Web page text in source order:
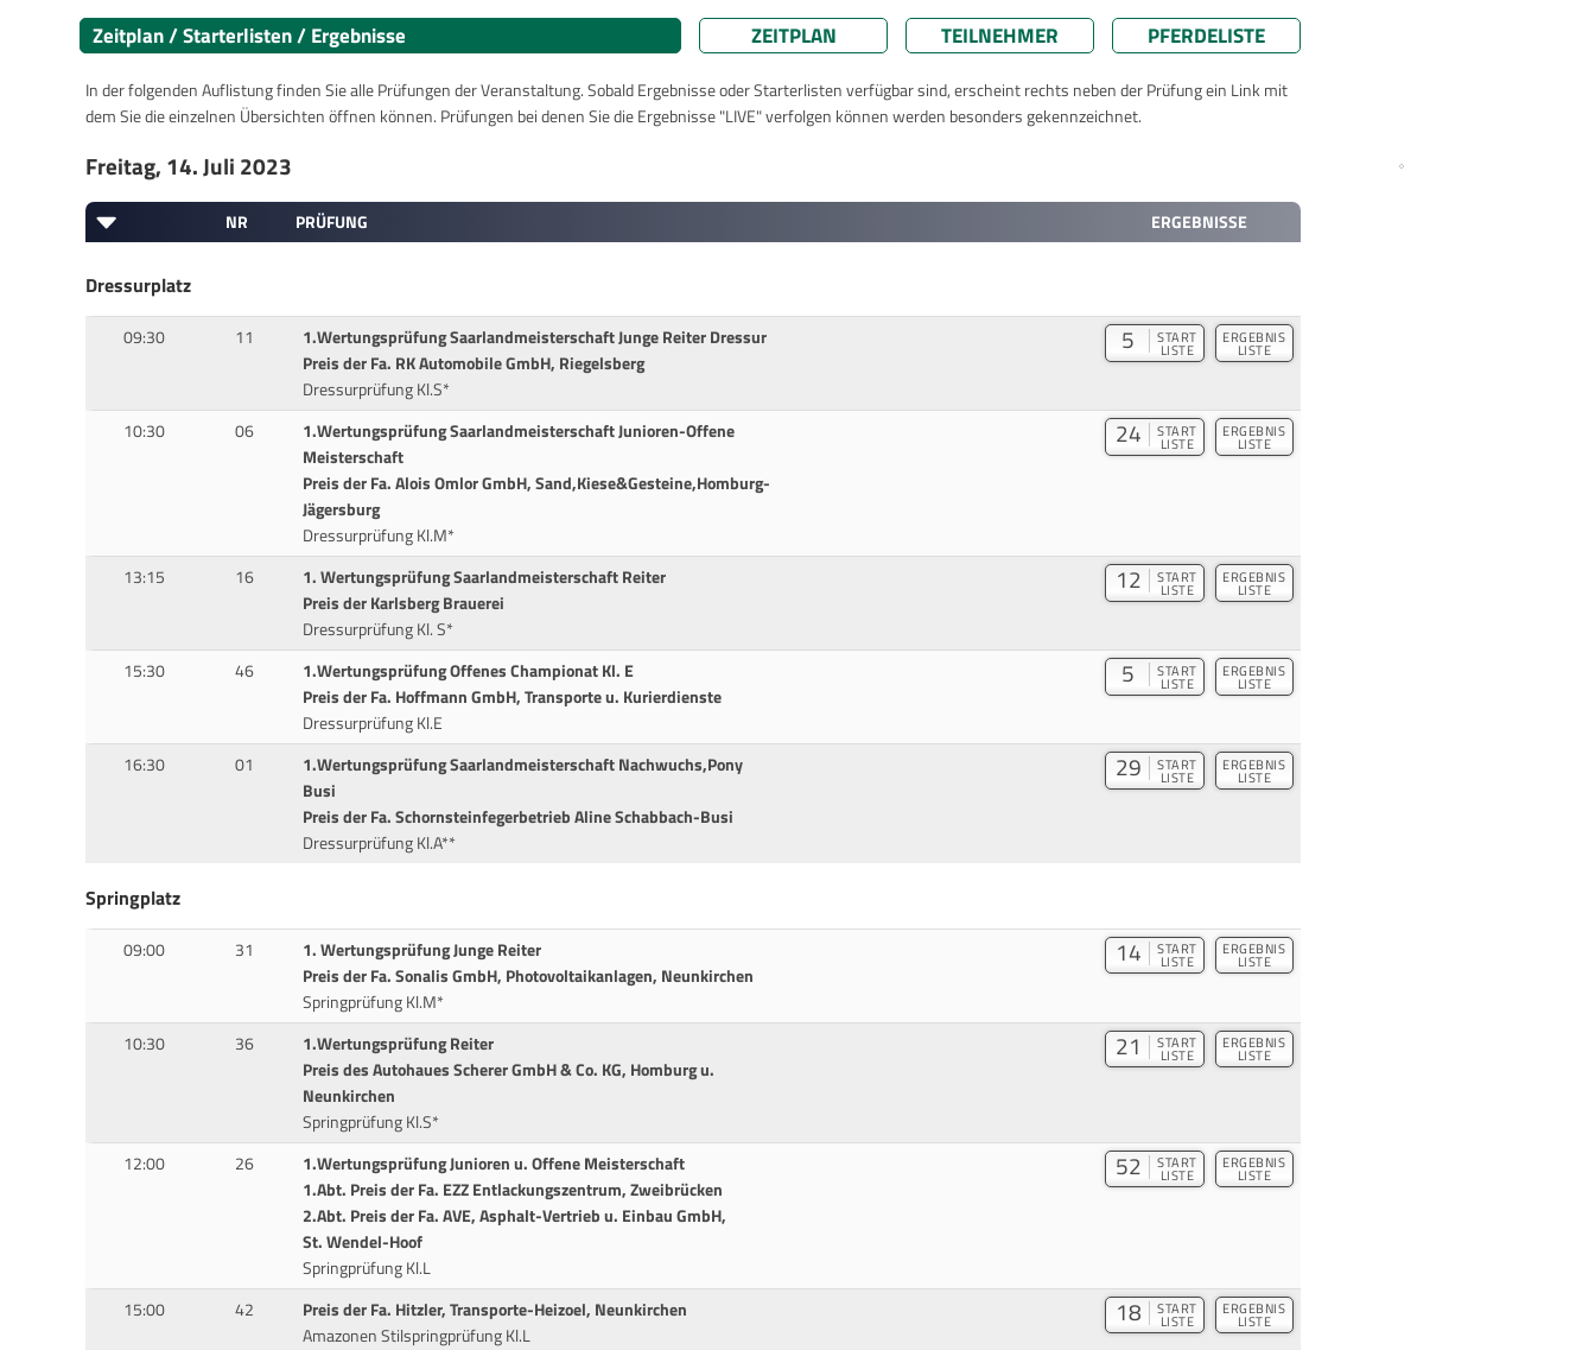
Zeitplan / Starterlisten / Ergebnisse ZEITPLAN TEILNEHMER PFERDELISTE
In der folgenden Auflistung finden Sie alle Prüfungen der Veranstaltung. Sobald Ergebnisse oder Starterlisten verfügbar sind, erscheint rechts neben der Prüfung ein Link mit
dem Sie die einzelnen Übersichten öffnen können. Prüfungen bei denen Sie die Ergebnisse "LIVE" verfolgen können werden besonders gekennzeichnet.
Freitag, 14. Juli 2023
NR PRÜFUNG ERGEBNISSE
Dressurplatz
09:30 11
1.Wertungsprüfung Saarlandmeisterschaft Junge Reiter Dressur
Preis der Fa. RK Automobile GmbH, Riegelsberg
Dressurprüfung Kl.S*
5 START
LISTE
ERGEBNIS
LISTE
10:30 06
1.Wertungsprüfung Saarlandmeisterschaft Junioren-Offene
Meisterschaft
Preis der Fa. Alois Omlor GmbH, Sand,Kiese&Gesteine,Homburg-
Jägersburg
Dressurprüfung Kl.M*
24 START
LISTE
ERGEBNIS
LISTE
13:15 16
1. Wertungsprüfung Saarlandmeisterschaft Reiter
Preis der Karlsberg Brauerei
Dressurprüfung Kl. S*
12 START
LISTE
ERGEBNIS
LISTE
15:30 46
1.Wertungsprüfung Offenes Championat Kl. E
Preis der Fa. Hoffmann GmbH, Transporte u. Kurierdienste
Dressurprüfung Kl.E
5 START
LISTE
ERGEBNIS
LISTE
16:30 01
1.Wertungsprüfung Saarlandmeisterschaft Nachwuchs,Pony
Busi
Preis der Fa. Schornsteinfegerbetrieb Aline Schabbach-Busi
Dressurprüfung Kl.A**
29 START
LISTE
ERGEBNIS
LISTE
Springplatz
09:00 31
1. Wertungsprüfung Junge Reiter
Preis der Fa. Sonalis GmbH, Photovoltaikanlagen, Neunkirchen
Springprüfung Kl.M*
14 START
LISTE
ERGEBNIS
LISTE
10:30 36
1.Wertungsprüfung Reiter
Preis des Autohaues Scherer GmbH & Co. KG, Homburg u.
Neunkirchen
Springprüfung Kl.S*
21 START
LISTE
ERGEBNIS
LISTE
12:00 26
1.Wertungsprüfung Junioren u. Offene Meisterschaft
1.Abt. Preis der Fa. EZZ Entlackungszentrum, Zweibrücken
2.Abt. Preis der Fa. AVE, Asphalt-Vertrieb u. Einbau GmbH,
St. Wendel-Hoof
Springprüfung Kl.L
52 START
LISTE
ERGEBNIS
LISTE
15:00 42
Preis der Fa. Hitzler, Transporte-Heizoel, Neunkirchen
Amazonen Stilspringprüfung Kl.L
18 START
LISTE
ERGEBNIS
LISTE